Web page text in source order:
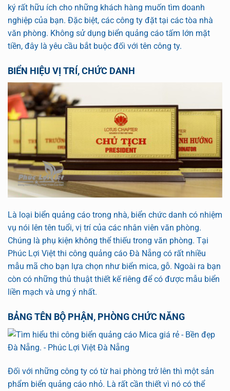
ký rất hữu ích cho những khách hàng muốn tìm doanh
nghiệp của bạn. Đặc biệt, các công ty đặt tại các tòa nhà
văn phòng. Không sử dụng biển quảng cáo tấm lớn mặt
tiền, đây là yêu cầu bắt buộc đối với tên công ty.
BIỂN HIỆU VỊ TRÍ, CHỨC DANH
Là loại biển quảng cáo trong nhà, biển chức danh có nhiệm
vụ nói lên tên tuổi, vị trí của các nhân viên văn phòng.
Chúng là phụ kiện không thể thiếu trong văn phòng. Tại
Phúc Lợi Việt thi công quảng cáo Đà Nẵng có rất nhiều
mẫu mã cho bạn lựa chọn như biển mica, gỗ. Ngoài ra bạn
còn có những thủ thuật thiết kế riêng để có được mẫu biển
liền mạch và ưng ý nhất.
BẢNG TÊN BỘ PHẬN, PHÒNG CHỨC NĂNG
Đối với những công ty có từ hai phòng trở lên thì một sản
phẩm biển quảng cáo nhỏ. Là rất cần thiết vì nó có thể